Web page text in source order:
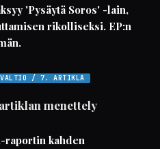
'Pysäytä Soros' -lain,
rikolliseksi. EP:n
/ 7. ARTIKLA
menettely
raportin kahden